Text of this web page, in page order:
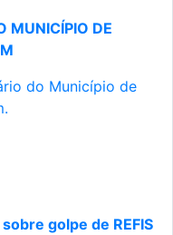
MUNICÍPIO DE
do Município de
golpe de REFIS